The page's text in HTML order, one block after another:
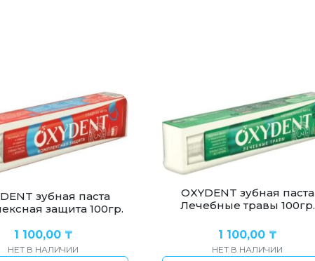
зубная паста
защита 100гр.
1 100,00 ₸
НЕТ В НАЛИЧИИ
OXYDENT зубная паста
Лечебные травы 100гр.
1 100,00 ₸
НЕТ В НАЛИЧИИ